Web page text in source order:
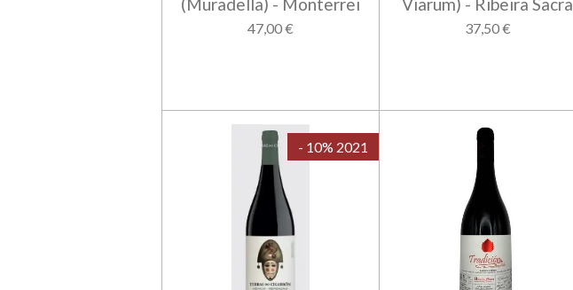
47,00 € 37,50 €
- 10% 2021